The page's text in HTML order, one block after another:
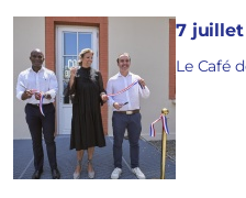
7 juillet
Le Café